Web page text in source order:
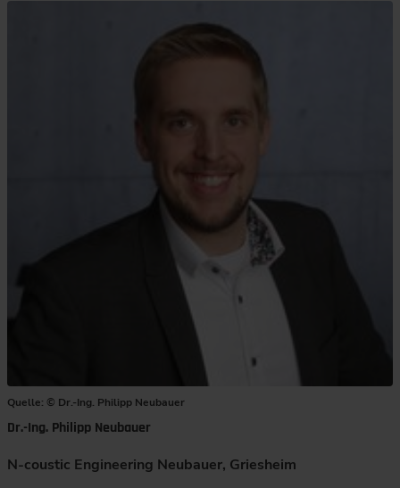
Quelle: © Dr.-Ing. Philipp Neubauer
Dr.-Ing. Philipp Neubauer
N-coustic Engineering Neubauer, Griesheim